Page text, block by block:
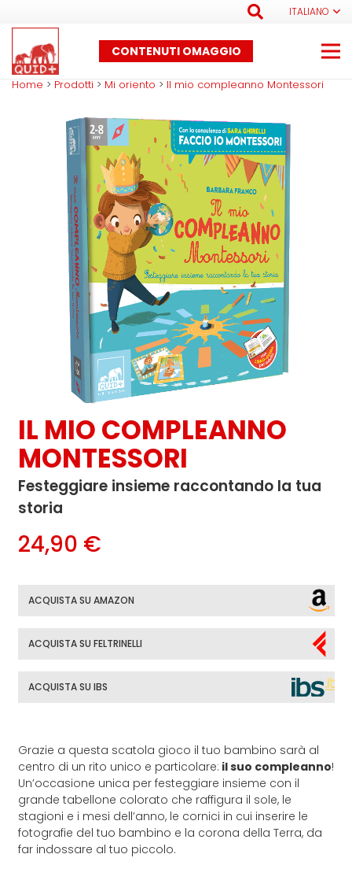
ITALIANO
CONTENUTI OMAGGIO
Home > Prodotti > Mi oriento > Il mio compleanno Montessori
IL MIO COMPLEANNO
MONTESSORI
Festeggiare insieme raccontando la tua
storia
24,90 €
ACQUISTA SU AMAZON
ACQUISTA SU FELTRINELLI
ACQUISTA SU IBS
Grazie a questa scatola gioco il tuo bambino sarà al
centro di un rito unico e particolare: il suo compleanno!
Un’occasione unica per festeggiare insieme con il
grande tabellone colorato che raffigura il sole, le
stagioni e i mesi dell’anno, le cornici in cui inserire le
fotografie del tuo bambino e la corona della Terra, da
far indossare al tuo piccolo.